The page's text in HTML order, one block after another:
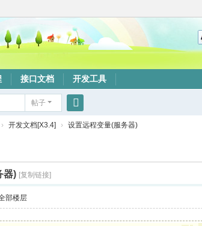
接口文档 开发工具
帖子
搜
› 开发文档[X3.4] › 设置远程变量(服务器)
器) [复制链接]
部楼层